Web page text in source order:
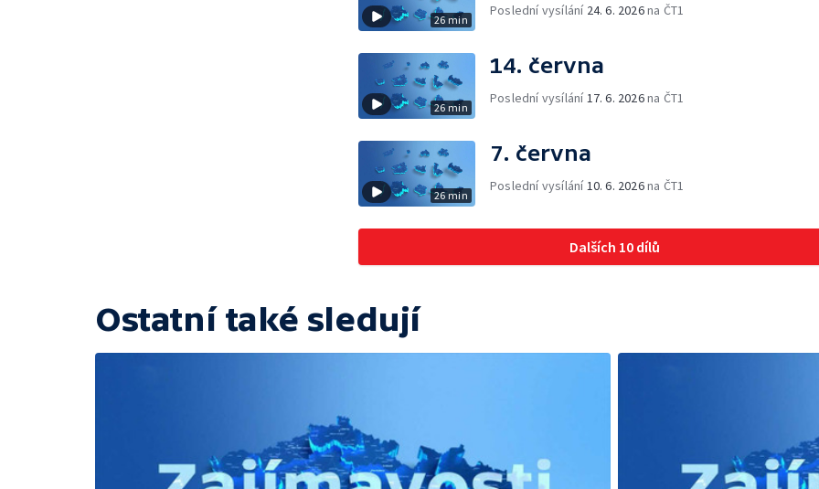
26 min
Poslední vysílání 24. 6. 2026na ČT1
26 min
14. června
Poslední vysílání 17. 6. 2026na ČT1
26 min
7. června
Poslední vysílání 10. 6. 2026na ČT1
Dalších 10 dílů
Ostatní také sledují